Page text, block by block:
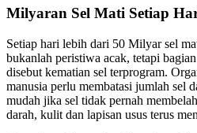
Milyaran Sel Mati Setiap
Setiap hari lebih dari 50 Milyar sel
bukanlah peristiwa acak, tetapi
disebut kematian sel terprogram.
manusia perlu membatasi jumlah sel
mudah jika sel tidak pernah
darah, kulit dan lapisan usus terus